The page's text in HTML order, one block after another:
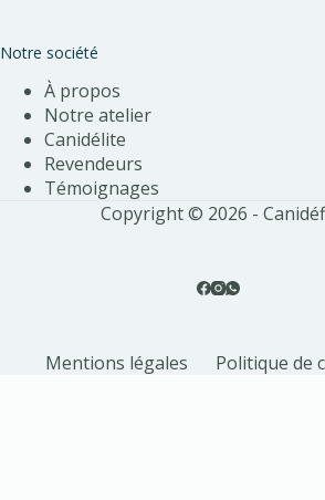
Notre société
À propos
Notre atelier
Canidélite
Revendeurs
Témoignages
Copyright © 2026 -
Mentions légales Politique de